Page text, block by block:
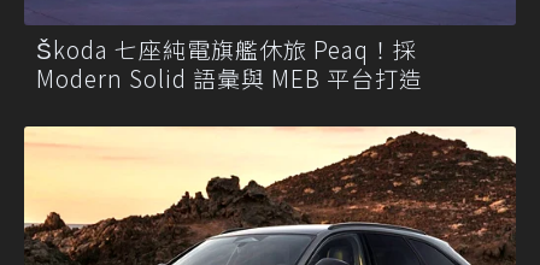
Škoda 七座純電旗艦休旅 Peaq！採
Modern Solid 語彙與 MEB 平台打造